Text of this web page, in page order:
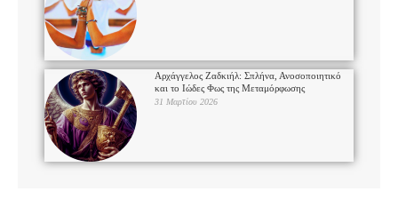
Αρχάγγελος Ζαδκιήλ: Σπλήνα, Ανοσοποιητικό
και το Ιώδες Φως της Μεταμόρφωσης
31 Μαρτίου 2026